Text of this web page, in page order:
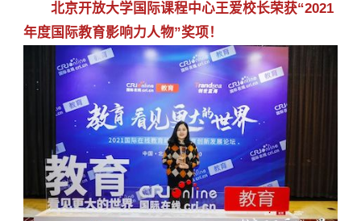
北京开放大学国际课程中心王爱校长荣获“2021
年度国际教育影响力人物”奖项！